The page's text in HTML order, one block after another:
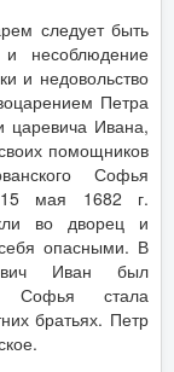
следует быть
несоблюдение
и недовольство
Петра
царевича Ивана,
помощников
Софья
15 мая 1682 г.
во дворец и
опасными. В
Иван был
Софья стала
братьях. Петр